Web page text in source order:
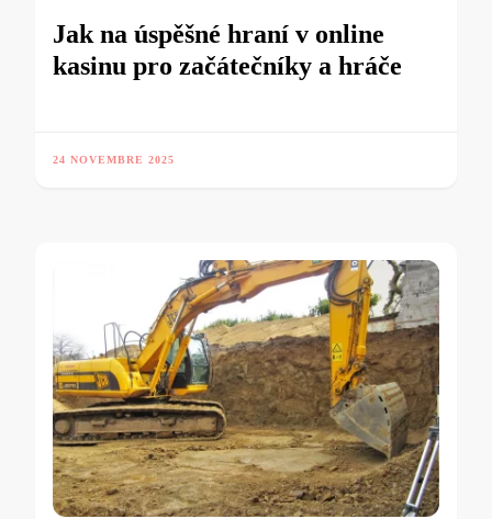
Jak na úspěšné hraní v online
kasinu pro začátečníky a hráče
24 NOVEMBRE 2025